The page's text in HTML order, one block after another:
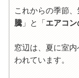
これからの季節
騰 」 と 「エアコ
窓辺は、夏に室
われています。